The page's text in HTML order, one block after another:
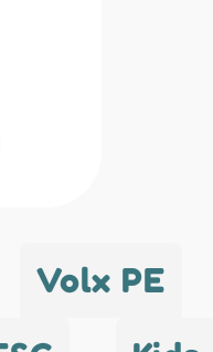
Volx PE